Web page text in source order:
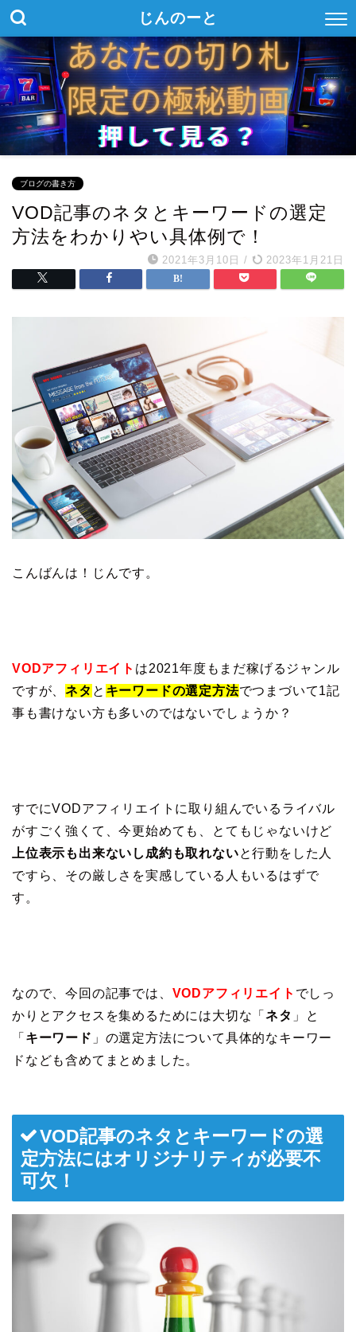
じんのーと
ブログの書き方
VOD記事のネタとキーワードの選定
方法をわかりやい具体例で！
2021年3月10日 / 2023年1月21日
こんばんは！じんです。
VODアフィリエイト は2021年度もまだ稼げるジャンル
ですが、ネタ と キーワードの選定方法でつまづいて1記
事も書けない方も多いのではないでしょうか？
すでにVODアフィリエイトに取り組んでいるライバル
がすごく強くて、今更始めても、とてもじゃないけど
上位表示も出来ないし成約も取れないと行動をした人
ですら、その厳しさを実感している人もいるはずで
す。
なので、今回の記事では、 VODアフィリエイト でしっ
かりとアクセスを集めるためには大切な「ネタ 」と
「 キーワード 」の選定方法について具体的なキーワー
ドなども含めてまとめました。
VOD記事のネタとキーワードの選
定方法にはオリジナリティが必要不
可欠！